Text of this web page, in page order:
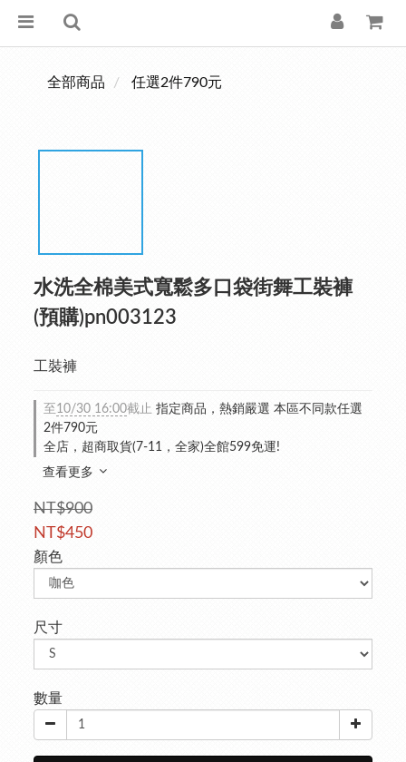
全部商品 任選2件790元
水洗全棉美式寬鬆多口袋街舞工裝褲
(預購)pn003123
工裝褲
至 10/30 16:00截止 指定商品，熱銷嚴選 本區不同款任選
2件790元
全店，超商取貨(7-11，全家)全館599免運!
查看更多
NT$900
NT$450
顏色
尺寸
數量